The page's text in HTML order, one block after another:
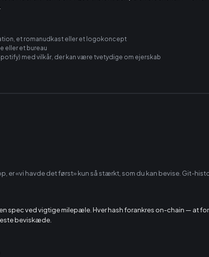
et romanudkast eller et logokoncept
eller et bureau
med vilkår, der kan være tvetydige om ejerskab
er «vi havde det først» kun så stærkt, som du kan bevise. Git-
spec ved vigtige milepæle. Hver hash forankres on-chain — at
beviskæde.